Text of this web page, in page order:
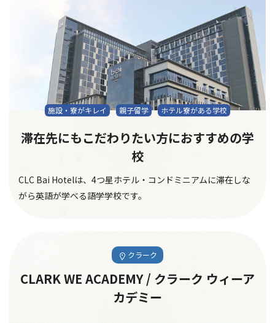
施設・寮がキレイ 親子留学 ホテル寮がある学校
滞在先にもこだわりたい方におすすめの学
校
CLC Bai Hotelは、4つ星ホテル・コンドミニアムに滞在しな
がら英語が学べる語学学校です。
クラーク
CLARK WE ACADEMY / クラーク ウィーア
カデミー